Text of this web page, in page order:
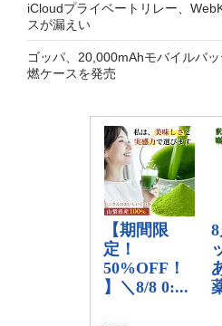
iCloudプライベートリレー、
スが漏えい
ゴッパ、20,000mAhモバイルバ
燃ケースを発売